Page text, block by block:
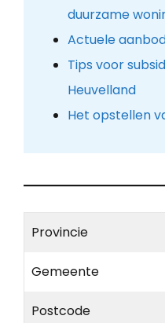
duurzame
Actuele
Tips voor
Heuvelland
Het opstellen
Provincie
Gemeente
Postcode